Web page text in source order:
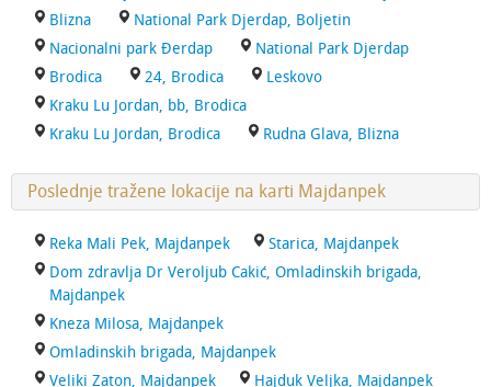
Blizna
National Park Djerdap, Boljetin
Nacionalni park Đerdap
National Park Djerdap
Brodica
24, Brodica
Leskovo
Kraku Lu Jordan, bb, Brodica
Kraku Lu Jordan, Brodica
Rudna Glava, Blizna
Poslednje tražene lokacije na karti Majdanpek
Reka Mali Pek, Majdanpek
Starica, Majdanpek
Dom zdravlja Dr Veroljub Cakić, Omladinskih brigada,
Majdanpek
Kneza Milosa, Majdanpek
Omladinskih brigada, Majdanpek
Veliki Zaton, Majdanpek
Hajduk Veljka, Majdanpek